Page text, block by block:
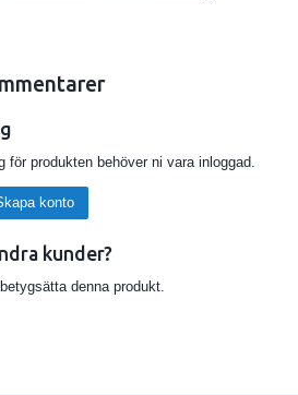
för produkten behöver ni vara inloggad.
konto
kunder?
denna produkt.